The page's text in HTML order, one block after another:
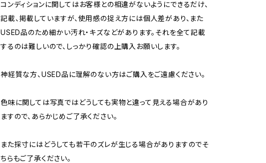
コンディションに関してはお客様との相違がないようにできるだけ、
記載、掲載していますが、使用感の捉え方には個人差があり、また
USED品のため細かい汚れ・キズなどがあります。それを全て記載
するのは難しいので、しっかり確認の上購入お願いします。
神経質な方、USED品に理解のない方はご購入をご遠慮ください。
色味に関しては写真ではどうしても実物と違って見える場合があり
ますので、あらかじめご了承ください。
また採寸にはどうしても若干のズレが生じる場合がありますのでそ
ちらもご了承ください。